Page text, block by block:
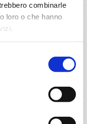
combinarle
loro o che hanno
De Janeiro, Sao